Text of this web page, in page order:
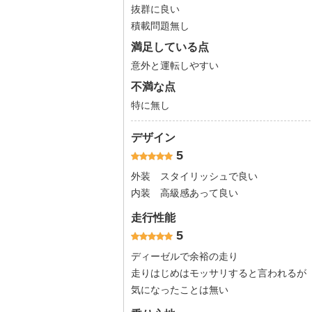
抜群に良い
積載問題無し
満足している点
意外と運転しやすい
不満な点
特に無し
デザイン
5
外装 スタイリッシュで良い
内装 高級感あって良い
走行性能
5
ディーゼルで余裕の走り
走りはじめはモッサリすると言われるが
気になったことは無い